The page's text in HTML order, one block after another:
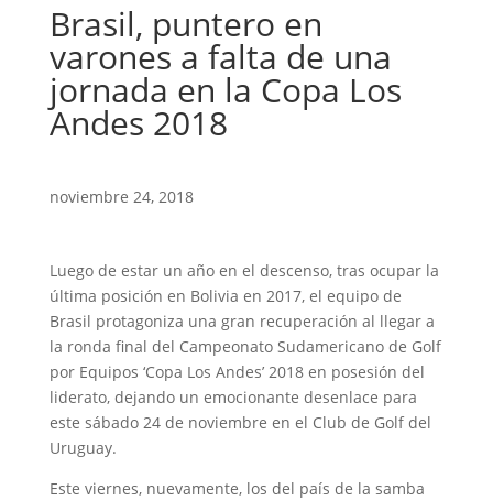
Brasil, puntero en
varones a falta de una
jornada en la Copa Los
Andes 2018
noviembre 24, 2018
Luego de estar un año en el descenso, tras ocupar la
última posición en Bolivia en 2017, el equipo de
Brasil protagoniza una gran recuperación al llegar a
la ronda final del Campeonato Sudamericano de Golf
por Equipos ‘Copa Los Andes’ 2018 en posesión del
liderato, dejando un emocionante desenlace para
este sábado 24 de noviembre en el Club de Golf del
Uruguay.
Este viernes, nuevamente, los del país de la samba